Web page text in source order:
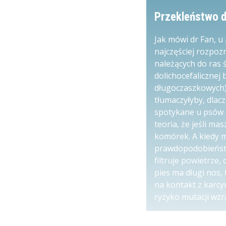
Przekleństwo
Jak mówi dr Fan,
najczęściej
należących do ras
dolichocefalicznej
tłumaczyłyby,
spotykane u
teoria, że jeśli
komórek. A kiedy
filtruje powietrze,
pies ma długi
na kontakt z
ryzyko mutacji